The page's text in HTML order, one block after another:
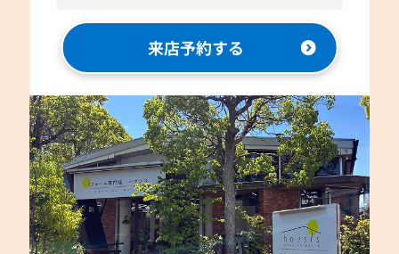
来店予約する